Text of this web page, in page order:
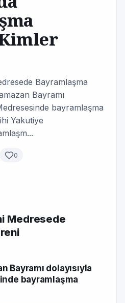
Bayramlaşma
Bayramı
bayramlaşma
Yakutiye
0
Medresede
Bayramı dolayısıyla
bayramlaşma